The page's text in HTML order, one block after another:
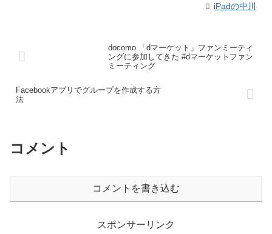
iPadの中川
docomo 「dマーケット」ファンミーティ
ングに参加してきた #dマーケットファン
ミーティング
Facebookアプリでグループを作成する方
法
コメント
コメントを書き込む
スポンサーリンク